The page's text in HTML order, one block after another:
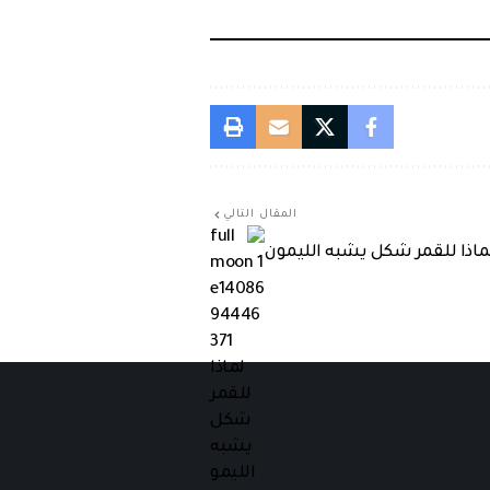
المقال التالي
للقمر شكل يشبه الليمون